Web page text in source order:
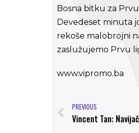
Bosna bitku za
Devedeset minuta
rekoše malobrojni
zaslužujemo Prvu
www.vipromo.ba
PREVIOUS